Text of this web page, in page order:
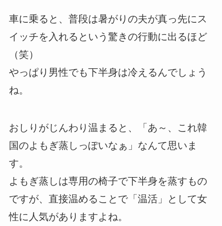
車に乗ると、普段は暑がりの夫が真っ先にス
イッチを入れるという驚きの行動に出るほど
（笑）
やっぱり男性でも下半身は冷えるんでしょう
ね。
おしりがじんわり温まると、「あ～、これ韓
国のよもぎ蒸しっぽいなぁ」なんて思いま
す。
よもぎ蒸しは専用の椅子で下半身を蒸すもの
ですが、直接温めることで「温活」として女
性に人気がありますよね。